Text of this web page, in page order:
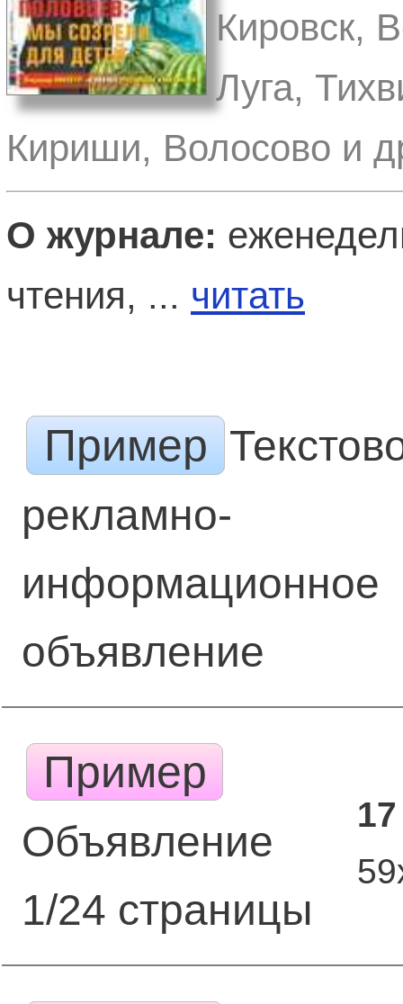
Кировск,
Луга,
Кириши, Волосово и
О журнале:
чтения, ... читать
Пример
рекламно-
информационное
объявление
Пример
Объявление
1/24 страницы